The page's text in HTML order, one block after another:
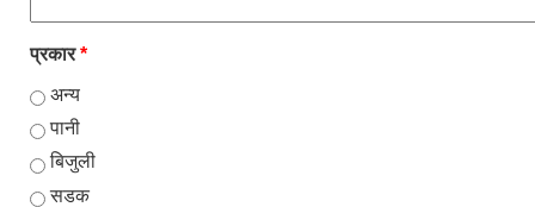
प्रकार*
अन्य
पानी
बिजुली
सडक